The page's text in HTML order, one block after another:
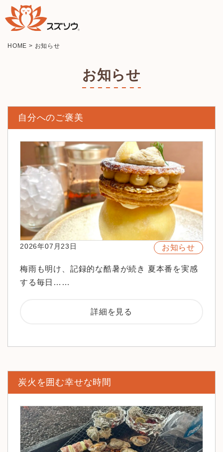
HOME > お知らせ
お知らせ
自分へのご褒美
2026年07月23日 お知らせ
梅雨も明け、記録的な酷暑が続き 夏本番を実感
する毎日……
詳細を見る
炭火を囲む幸せな時間